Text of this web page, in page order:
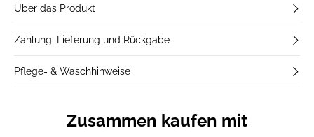
Über das Produkt
Zahlung, Lieferung und Rückgabe
Pflege- & Waschhinweise
Zusammen kaufen mit